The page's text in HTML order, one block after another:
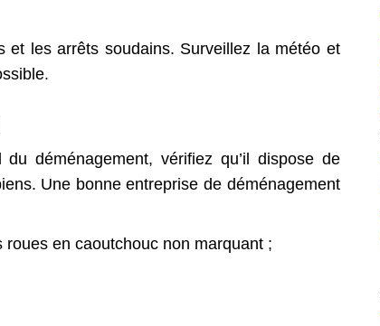
et les arrêts soudains. Surveillez la météo et
déménagement, vérifiez qu’il dispose de
Une bonne entreprise de déménagement
en caoutchouc non marquant ;